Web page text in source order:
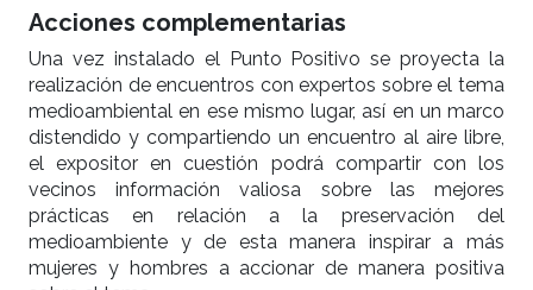
Acciones complementarias
Una vez instalado el Punto Positivo se proyecta la
realización de encuentros con expertos sobre el tema
medioambiental en ese mismo lugar, así en un marco
distendido y compartiendo un encuentro al aire libre,
el expositor en cuestión podrá compartir con los
vecinos información valiosa sobre las mejores
prácticas en relación a la preservación del
medioambiente y de esta manera inspirar a más
mujeres y hombres a accionar de manera positiva